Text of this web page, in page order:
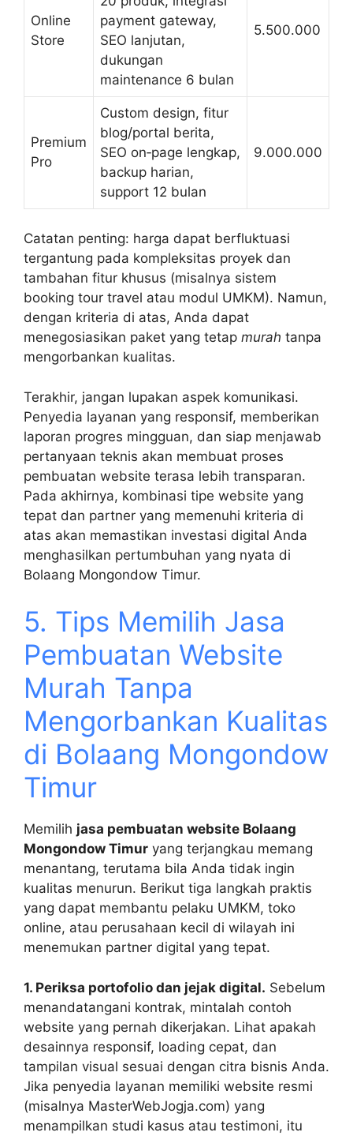
Online
Store
payment gateway,
SEO lanjutan,
dukungan
maintenance 6 bulan
5.500.000
Premium
Pro
Custom design, fitur
blog/portal berita,
SEO on‑page lengkap,
backup harian,
support 12 bulan
9.000.000
Catatan penting: harga dapat berfluktuasi
tergantung pada kompleksitas proyek dan
tambahan fitur khusus (misalnya sistem
booking tour travel atau modul UMKM). Namun,
dengan kriteria di atas, Anda dapat
menegosiasikan paket yang tetap murah tanpa
mengorbankan kualitas.
Terakhir, jangan lupakan aspek komunikasi.
Penyedia layanan yang responsif, memberikan
laporan progres mingguan, dan siap menjawab
pertanyaan teknis akan membuat proses
pembuatan website terasa lebih transparan.
Pada akhirnya, kombinasi tipe website yang
tepat dan partner yang memenuhi kriteria di
atas akan memastikan investasi digital Anda
menghasilkan pertumbuhan yang nyata di
Bolaang Mongondow Timur.
5. Tips Memilih Jasa
Pembuatan Website
Murah Tanpa
Mengorbankan Kualitas
di Bolaang Mongondow
Timur
Memilih jasa pembuatan website Bolaang
Mongondow Timur yang terjangkau memang
menantang, terutama bila Anda tidak ingin
kualitas menurun. Berikut tiga langkah praktis
yang dapat membantu pelaku UMKM, toko
online, atau perusahaan kecil di wilayah ini
menemukan partner digital yang tepat.
1. Periksa portofolio dan jejak digital. Sebelum
menandatangani kontrak, mintalah contoh
website yang pernah dikerjakan. Lihat apakah
desainnya responsif, loading cepat, dan
tampilan visual sesuai dengan citra bisnis Anda.
Jika penyedia layanan memiliki website resmi
(misalnya MasterWebJogja.com) yang
menampilkan studi kasus atau testimoni, itu